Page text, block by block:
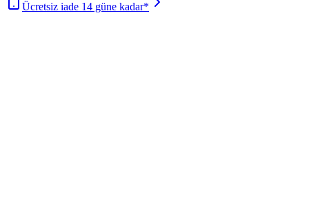
Ücretsiz iade 14 güne kadar*